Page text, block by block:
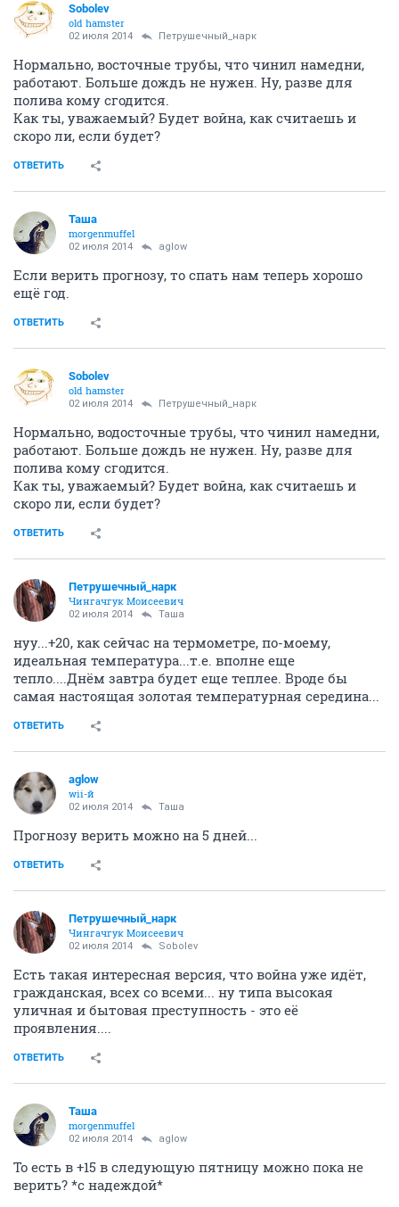
Sobolev
old hamster
02 июля 2014 Петрушечный_нарк
Нормально, восточные трубы, что чинил намедни,
работают. Больше дождь не нужен. Ну, разве для
полива кому сгодится.
Как ты, уважаемый? Будет война, как считаешь и
скоро ли, если будет?
ОТВЕТИТЬ
Таша
morgenmuffel
02 июля 2014 aglow
Если верить прогнозу, то спать нам теперь хорошо
ещё год.
ОТВЕТИТЬ
Sobolev
old hamster
02 июля 2014 Петрушечный_нарк
Нормально, водосточные трубы, что чинил намедни,
работают. Больше дождь не нужен. Ну, разве для
полива кому сгодится.
Как ты, уважаемый? Будет война, как считаешь и
скоро ли, если будет?
ОТВЕТИТЬ
Петрушечный_нарк
Чингачгук Моисеевич
02 июля 2014 Таша
нуу...+20, как сейчас на термометре, по-моему,
идеальная температура...т.е. вполне еще
тепло....Днём завтра будет еще теплее. Вроде бы
самая настоящая золотая температурная середина...
ОТВЕТИТЬ
aglow
wii-й
02 июля 2014 Таша
Прогнозу верить можно на 5 дней...
ОТВЕТИТЬ
Петрушечный_нарк
Чингачгук Моисеевич
02 июля 2014 Sobolev
Есть такая интересная версия, что война уже идёт,
гражданская, всех со всеми... ну типа высокая
уличная и бытовая преступность - это её
проявления....
ОТВЕТИТЬ
Таша
morgenmuffel
02 июля 2014 aglow
То есть в +15 в следующую пятницу можно пока не
верить? *с надеждой*